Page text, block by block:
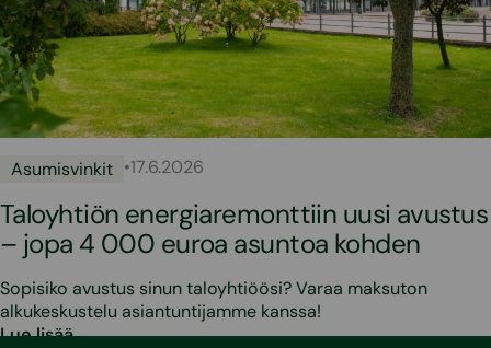
Asumisvinkit •17.6.2026
Taloyhtiön energiaremonttiin uusi avustus
– jopa 4 000 euroa asuntoa kohden
Sopisiko avustus sinun taloyhtiöösi? Varaa maksuton
alkukeskustelu asiantuntijamme kanssa!
Lue lisää